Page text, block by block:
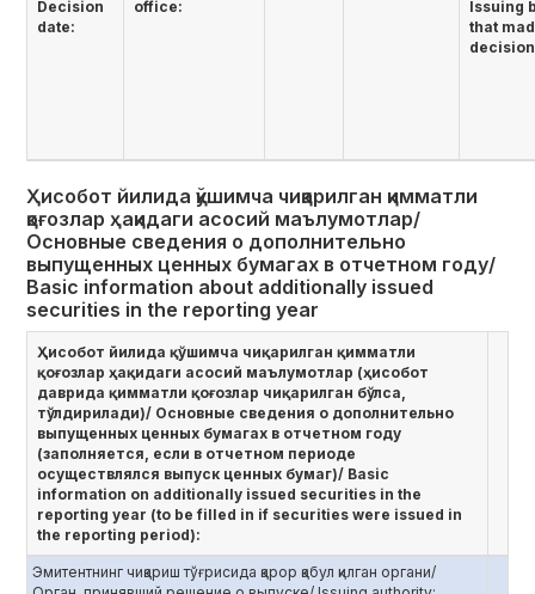
Decision
date:
office:
Issuing
that
Ҳисобот йилида қўшимча чиқарилган қимматли
қоғозлар ҳақидаги асосий маълумотлар/
Основные сведения о дополнительно
выпущенных ценных бумагах в отчетном году/
Basic information about additionally issued
securities in the reporting year
Ҳисобот йилида қўшимча чиқарилган қимматли
қоғозлар ҳақидаги асосий маълумотлар (ҳисобот
даврида қимматли қоғозлар чиқарилган бўлса,
тўлдирилади)/ Основные сведения о дополнительно
выпущенных ценных бумагах в отчетном году
(заполняется, если в отчетном периоде
осуществлялся выпуск ценных бумаг)/ Basic
information on additionally issued securities in the
reporting year (to be filled in if securities were issued in
the reporting period):
Эмитентнинг чиқариш тўғрисида қарор қабул қилган органи/